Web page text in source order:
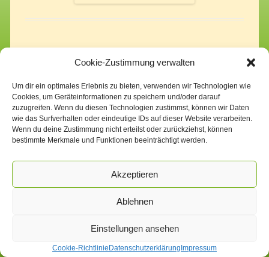
Cookie-Zustimmung verwalten
Um dir ein optimales Erlebnis zu bieten, verwenden wir Technologien wie
Cookies, um Geräteinformationen zu speichern und/oder darauf
zuzugreifen. Wenn du diesen Technologien zustimmst, können wir Daten
wie das Surfverhalten oder eindeutige IDs auf dieser Website verarbeiten.
Wenn du deine Zustimmung nicht erteilst oder zurückziehst, können
bestimmte Merkmale und Funktionen beeinträchtigt werden.
Akzeptieren
Ablehnen
Einstellungen ansehen
Cookie-Richtlinie Datenschutzerklärung Impressum
Impressum Datenschutzerklärung Cookie-Richtlinie (EU)